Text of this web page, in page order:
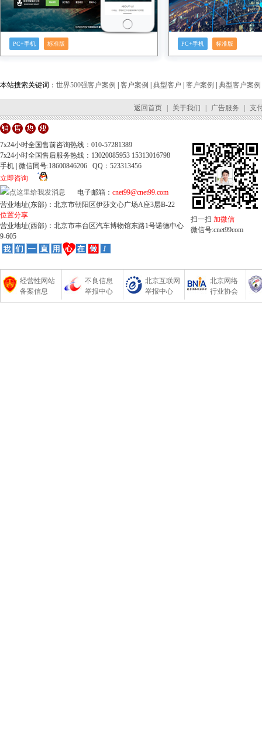
PC+手机 标准版 PC+手机 标准版
本站搜索关键词： 世界500强客户案例 客户案例 典型客户 客户案例 典型客户案例
返回首页 关于我们 广告服务 支
7x24小时全国售前咨询热线：010-57281389
7x24小时全国售后服务热线：13020085953 15313016798
手机 | 微信同号:18600846206 QQ：523313456
立即咨询
电子邮箱： cnet99@cnet99.com
营业地址(东部)：北京市朝阳区伊莎文心广场A座3层B-22
位置分享
营业地址(西部)：北京市丰台区汽车博物馆东路1号诺德中心
9-605
扫一扫 加微信
微信号:cnet99com
经营性网站
备案信息
不良信息
举报中心
北京互联网
举报中心
北京网络
行业协会